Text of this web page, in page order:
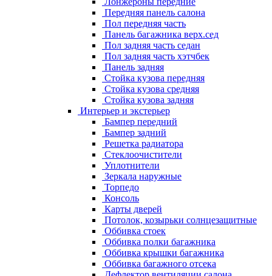
Передняя панель салона
Пол передняя часть
Панель багажника верх.сед
Пол задняя часть седан
Пол задняя часть хэтчбек
Панель задняя
Стойка кузова передняя
Стойка кузова средняя
Стойка кузова задняя
Интерьер и экстерьер
Бампер передний
Бампер задний
Решетка радиатора
Стеклоочистители
Уплотнители
Зеркала наружные
Торпедо
Консоль
Карты дверей
Потолок, козырьки солнцезащитные
Оббивка стоек
Оббивка полки багажника
Оббивка крышки багажника
Оббивка багажного отсека